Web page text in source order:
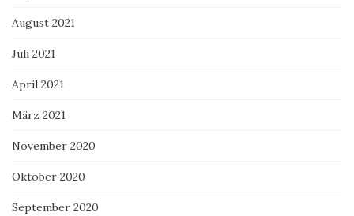
August 2021
Juli 2021
April 2021
März 2021
November 2020
Oktober 2020
September 2020